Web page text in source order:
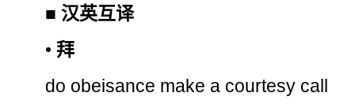
■ 汉英互译
• 拜
do obeisance make a courtesy call